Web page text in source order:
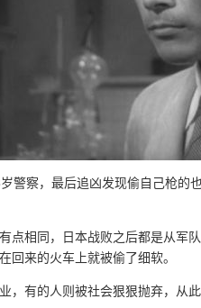
警察，最后追凶发现偷自己枪
点相同，日本战败之后都是从军
回来的火车上就被偷了细软。
，有的人则被社会狠狠抛弃，从